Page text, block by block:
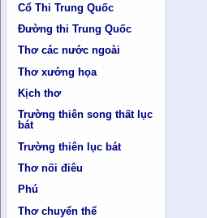
Cổ Thi Trung Quốc
Đường thi Trung Quốc
Thơ các nước ngoài
Thơ xướng họa
Kịch thơ
Trường thiên song thất lục
bát
Trường thiên lục bát
Thơ nối điêu
Phú
Thơ chuyển thể